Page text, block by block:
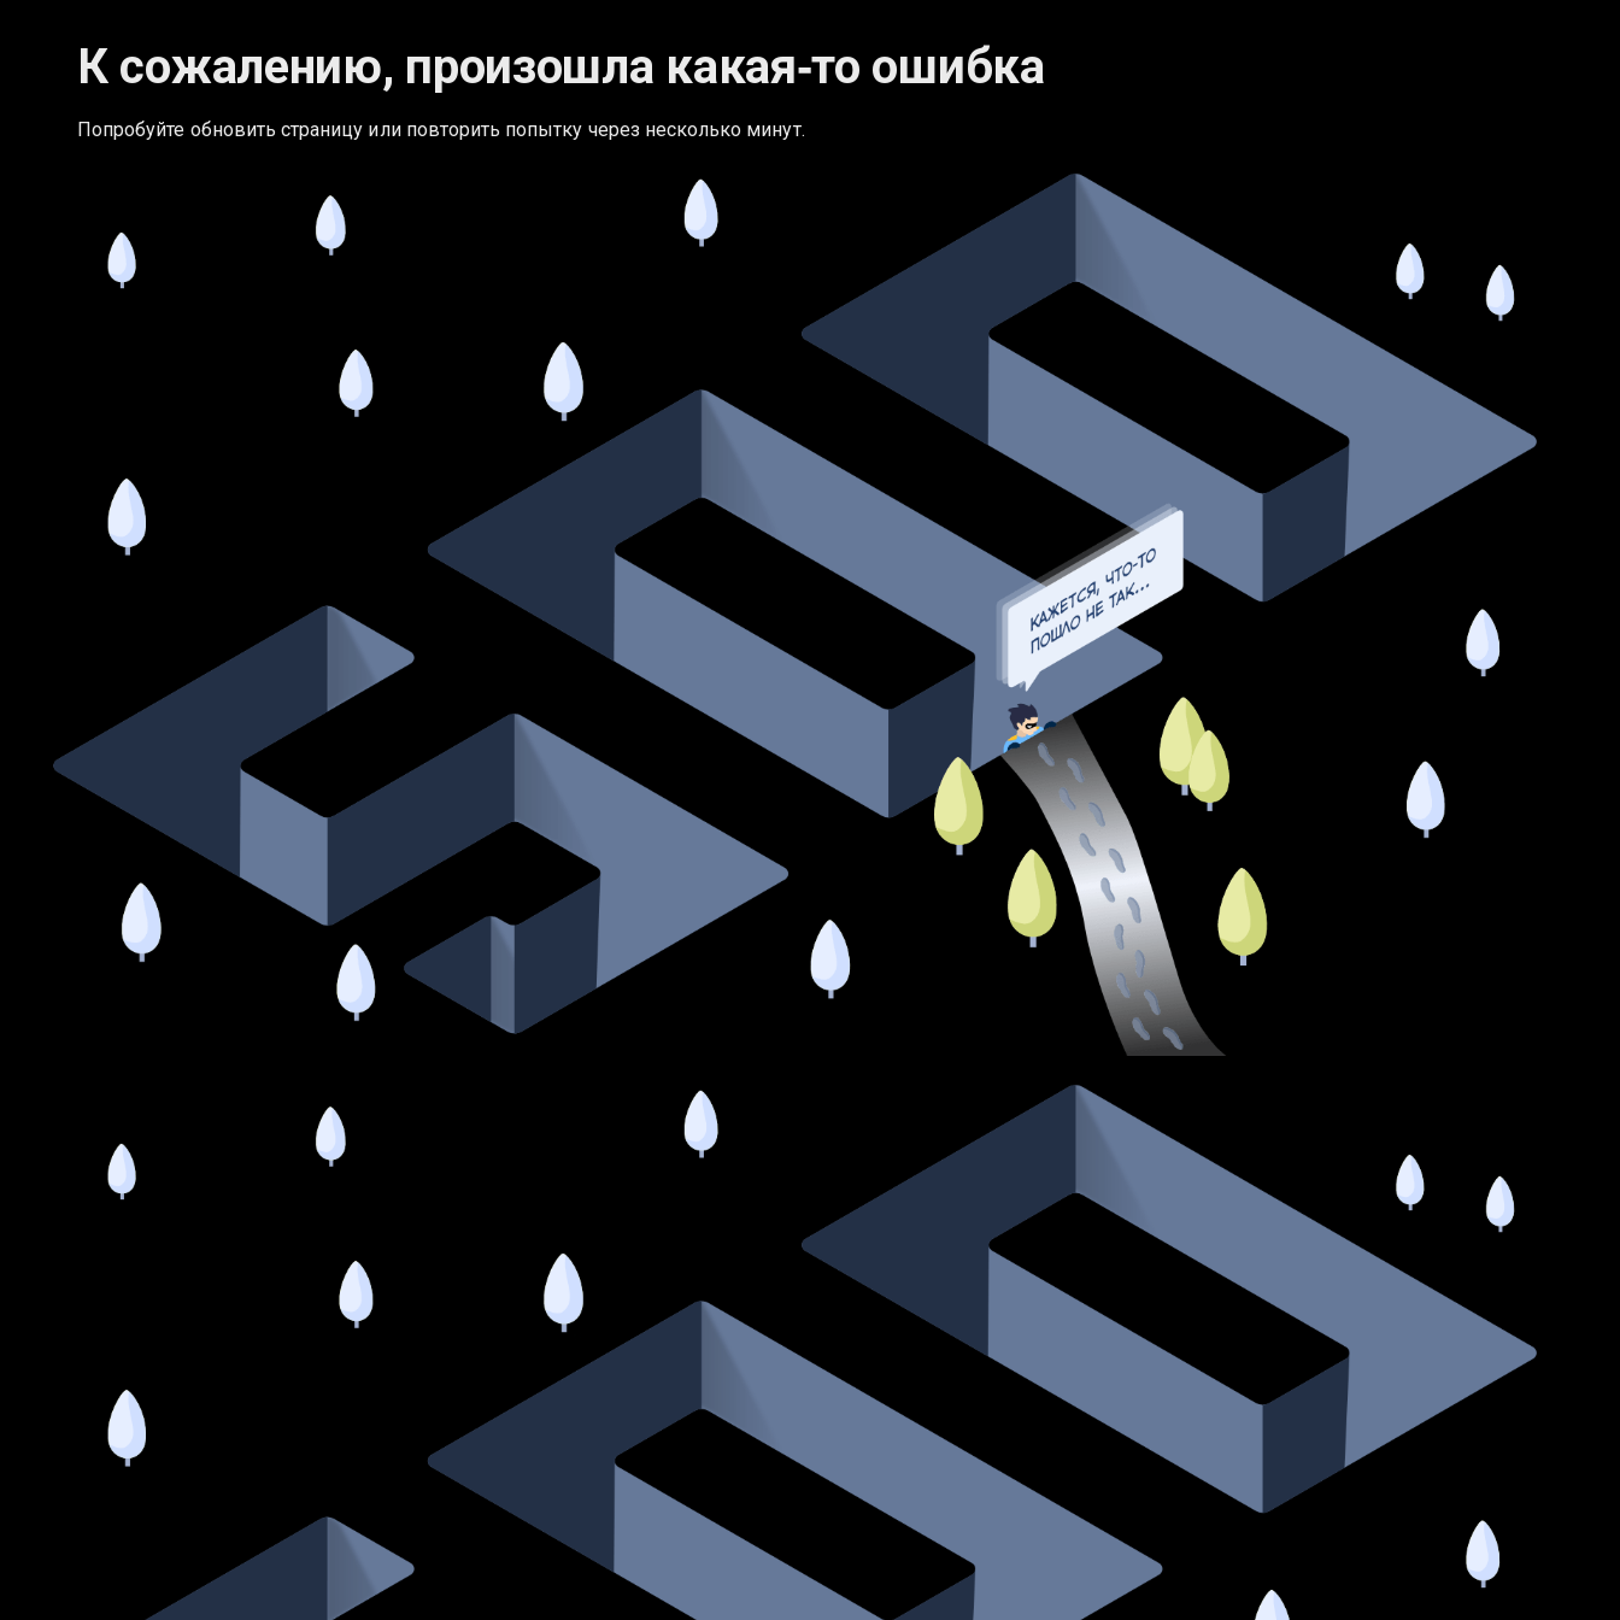
К сожалению, произошла какая‑то ошибка
Попробуйте обновить страницу или повторить попытку через несколько минут.